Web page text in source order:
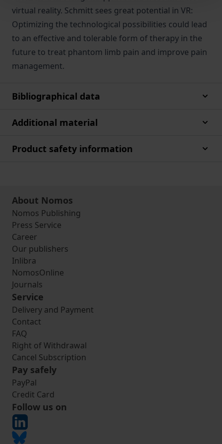
virtual reality. Schmitt sees great potential in VR:
Optimizing the technological possibilities could lead
to an effective and tolerable form of therapy in the
future to treat phantom limb pain and improve pain
management.
Bibliographical data
Additional material
Product safety information
About Nomos
Nomos Publishing
Press Service
Career
Our publishers
Inlibra
NomosOnline
Journals
Service
Delivery and Payment
Contact
FAQ
Right of Withdrawal
Cancel Subscription
Pay safely
PayPal
Credit Card
Follow us on